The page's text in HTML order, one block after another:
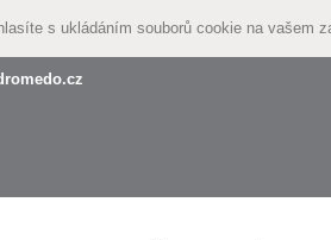
s ukládáním souborů cookie na